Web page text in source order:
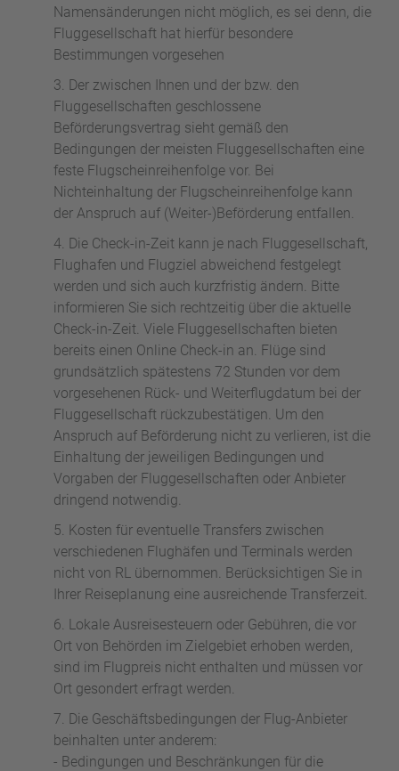
Namensänderungen nicht möglich, es sei denn, die
Fluggesellschaft hat hierfür besondere
Bestimmungen vorgesehen
Der zwischen Ihnen und der bzw. den
Fluggesellschaften geschlossene
Beförderungsvertrag sieht gemäß den
Bedingungen der meisten Fluggesellschaften eine
feste Flugscheinreihenfolge vor. Bei
Nichteinhaltung der Flugscheinreihenfolge kann
der Anspruch auf (Weiter-)Beförderung entfallen.
Die Check-in-Zeit kann je nach Fluggesellschaft,
Flughafen und Flugziel abweichend festgelegt
werden und sich auch kurzfristig ändern. Bitte
informieren Sie sich rechtzeitig über die aktuelle
Check-in-Zeit. Viele Fluggesellschaften bieten
bereits einen Online Check-in an. Flüge sind
grundsätzlich spätestens 72 Stunden vor dem
vorgesehenen Rück- und Weiterflugdatum bei der
Fluggesellschaft rückzubestätigen. Um den
Anspruch auf Beförderung nicht zu verlieren, ist die
Einhaltung der jeweiligen Bedingungen und
Vorgaben der Fluggesellschaften oder Anbieter
dringend notwendig.
Kosten für eventuelle Transfers zwischen
verschiedenen Flughäfen und Terminals werden
nicht von RL übernommen. Berücksichtigen Sie in
Ihrer Reiseplanung eine ausreichende Transferzeit.
Lokale Ausreisesteuern oder Gebühren, die vor
Ort von Behörden im Zielgebiet erhoben werden,
sind im Flugpreis nicht enthalten und müssen vor
Ort gesondert erfragt werden.
Die Geschäftsbedingungen der Flug-Anbieter
beinhalten unter anderem:
- Bedingungen und Beschränkungen für die